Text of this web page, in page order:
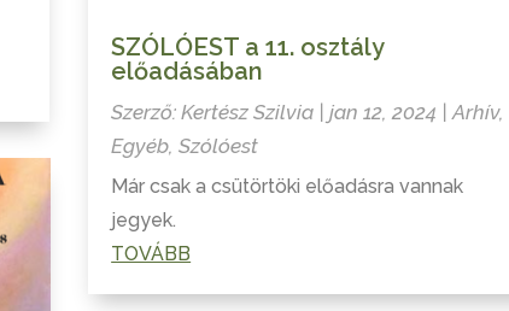
SZÓLÓEST a 11. osztály
előadásában
Szerző:Kertész Szilvia |jan 12, 2024 |Arhív,
Egyéb ,Szólóest
Már csak a csütörtöki előadásra vannak
jegyek.
TOVÁBB